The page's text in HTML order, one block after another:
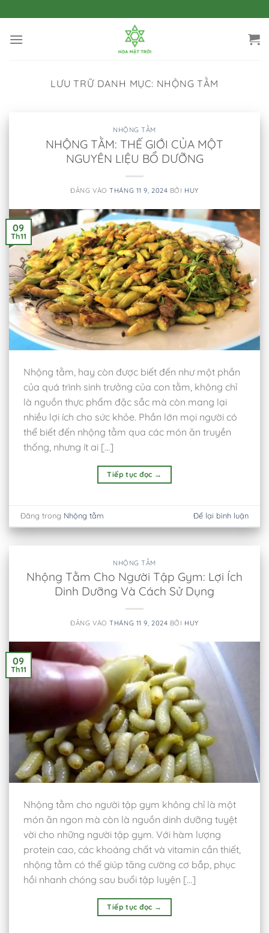
qua
nội
LƯU TRỮ DANH MỤC: NHỘNG TẰM
NHỘNG TẰM
NHỘNG TẰM: THẾ GIỚI CỦA MỘT
NGUYÊN LIỆU BỔ DƯỠNG
ĐĂNG VÀOTHÁNG 11 9, 2024 BỞI HUY
09
Th11
Nhộng tằm, hay còn được biết đến như một phần
của quá trình sinh trưởng của con tằm, không chỉ
là nguồn thực phẩm đặc sắc mà còn mang lại
nhiều lợi ích cho sức khỏe. Phần lớn mọi người có
thể biết đến nhộng tằm qua các món ăn truyền
thống, nhưng ít ai […]
Tiếp tục đọc →
Đăng trong Nhộng tằm Để lại bình luận
NHỘNG TẰM
Nhộng Tằm Cho Người Tập Gym: Lợi Ích
Dinh Dưỡng Và Cách Sử Dụng
ĐĂNG VÀOTHÁNG 11 9, 2024 BỞI HUY
09
Th11
Nhộng tằm cho người tập gym không chỉ là một
món ăn ngon mà còn là nguồn dinh dưỡng tuyệt
vời cho những người tập gym. Với hàm lượng
protein cao, các khoáng chất và vitamin cần thiết,
nhộng tằm có thể giúp tăng cường cơ bắp, phục
hồi nhanh chóng sau buổi tập luyện […]
Tiếp tục đọc →